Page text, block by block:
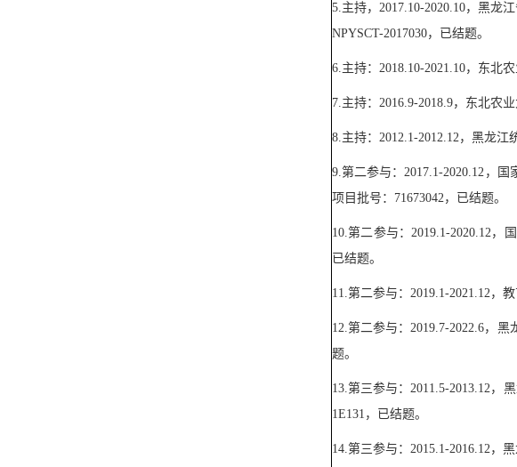
5.主持，2017.10-2020.10，黑龙
NPYSCT-2017030，已结题。
6.主持： 2018.10-2021.10，东北
7.主持： 2016.9-2018.9，东北农
8.主持： 2012.1-2012.12，黑龙江
9.第二参与：2017.1-2020.12 ，国
项目批号： 71673042，已结题。
10.第二参与：2019.1-2020.12，
已结题。
11.第二参与： 2019.1-2021.12，
12.第二参与：2019.7-2022.6，黑
题。
13.第三参与：2011.5-2013.12，
1E131 ，已结题。
14.第三参与： 2015.1-2016.12，